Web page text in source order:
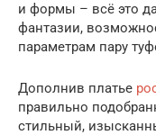
и формы – всё это
фантазии,
параметрам пару
Дополнив платье
правильно
стильный,